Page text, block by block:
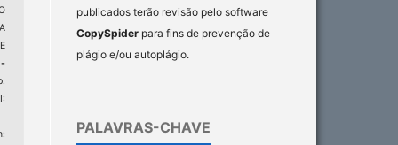
publicados terão revisão pelo software
CopySpider para fins de prevenção de
plágio e/ou autoplágio.
PALAVRAS-CHAVE